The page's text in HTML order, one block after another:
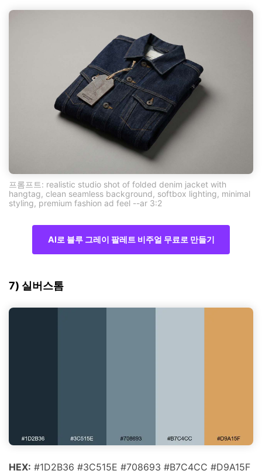
프롬프트: realistic studio shot of folded denim jacket with
hangtag, clean seamless background, softbox lighting, minimal
styling, premium fashion ad feel --ar 3:2
AI로 블루 그레이 팔레트 비주얼 무료로 만들기
7) 실버스톰
HEX: #1D2B36 #3C515E #708693 #B7C4CC #D9A15F